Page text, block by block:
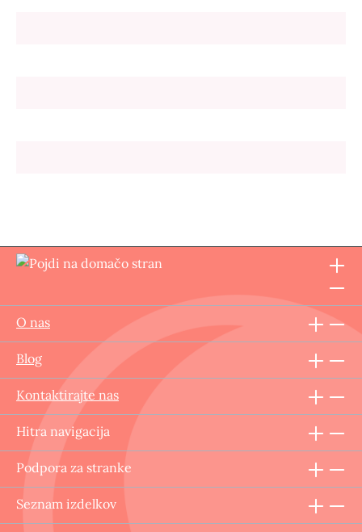
O nas
Blog
Kontaktirajte nas
Hitra navigacija
Podpora za stranke
Seznam izdelkov